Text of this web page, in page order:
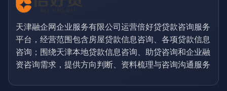
天津融企网企业服务有限公司运营倍好贷贷款咨询服务
平台，经营范围包含房屋贷款信息咨询、各项贷款信息
咨询；围绕天津本地贷款信息咨询、助贷咨询和企业融
资咨询需求，提供方向判断、资料梳理与咨询沟通服务